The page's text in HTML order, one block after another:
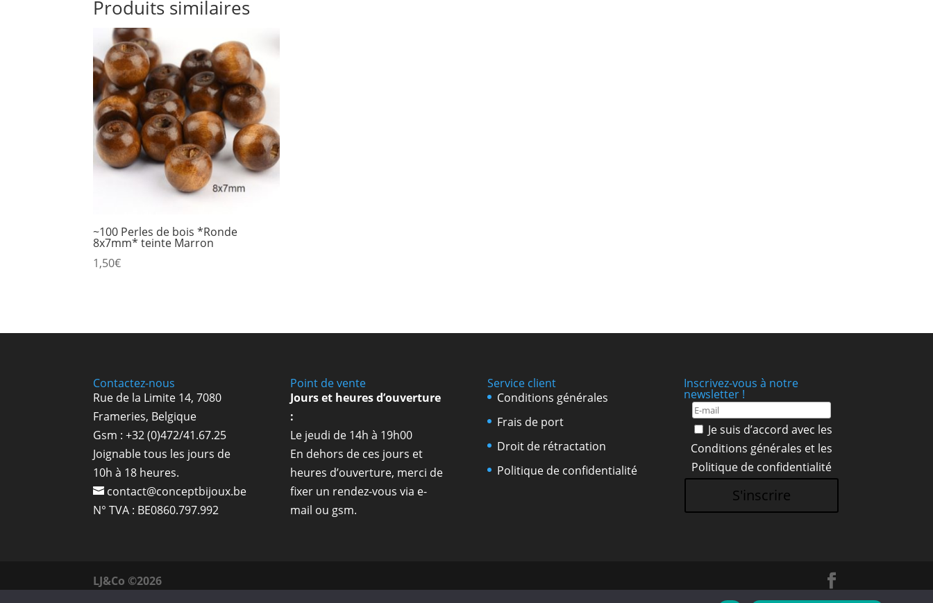
Produits similaires
~100 Perles de bois *Ronde
8x7mm* teinte Marron
1,50€
Contactez-nous
Rue de la Limite 14, 7080
Frameries, Belgique
Gsm : +32 (0)472/41.67.25
Joignable tous les jours de
10h à 18 heures.
contact@conceptbijoux.be
N° TVA : BE0860.797.992
Point de vente
Jours et heures d’ouverture
:
Le jeudi de 14h à 19h00
En dehors de ces jours et
heures d’ouverture, merci de
fixer un rendez-vous via e-
mail ou gsm.
Service client
Conditions générales
Frais de port
Droit de rétractation
Politique de confidentialité
Inscrivez-vous à notre
newsletter !
Je suis d’accord avec les
Conditions générales et les
Politique de confidentialité
S'inscrire
LJ&Co ©2026